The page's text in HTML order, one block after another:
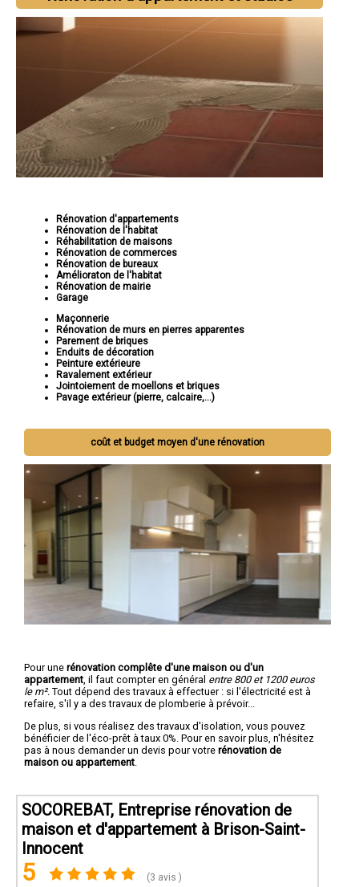
Rénovation d'appartements
Rénovation de l'habitat
Réhabilitation de maisons
Rénovation de commerces
Rénovation de bureaux
Amélioraton de l'habitat
Rénovation de mairie
Garage
Maçonnerie
Rénovation de murs en pierres apparentes
Parement de briques
Enduits de décoration
Peinture extérieure
Ravalement extérieur
Jointoiement de moellons et briques
Pavage extérieur (pierre, calcaire,...)
coût et budget moyen d'une rénovation
Pour une rénovation complête d'une maison ou d'un
appartement , il faut compter en général entre 800 et 1200 euros
le m². Tout dépend des travaux à effectuer : si l'électricité est à
refaire, s'il y a des travaux de plomberie à prévoir...
De plus, si vous réalisez des travaux d'isolation, vous pouvez
bénéficier de l'éco-prêt à taux 0%. Pour en savoir plus, n'hésitez
pas à nous demander un devis pour votre rénovation de
maison ou appartement
SOCOREBAT, Entreprise rénovation de
maison et d'appartement à Brison-Saint-
Innocent
5 (3 avis )